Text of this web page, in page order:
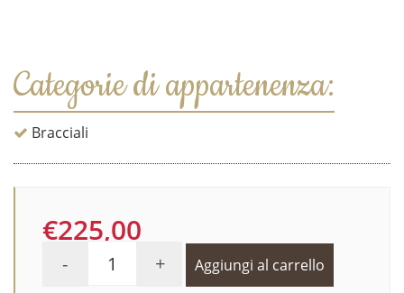
Categorie di appartenenza:
Bracciali
€225,00
- + Aggiungi al carrello